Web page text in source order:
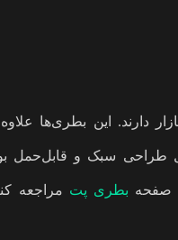
این بطری‌ها
طراحی سبک و قابل‌حمل
صفحه بطری پت مراجعه